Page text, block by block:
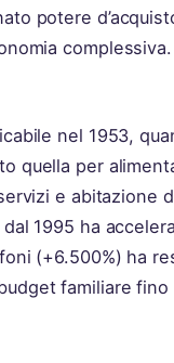
potere
complessiva.
nel 1953,
quella per
e abitazione
1995 ha
(+6.500%) ha
familiare fino